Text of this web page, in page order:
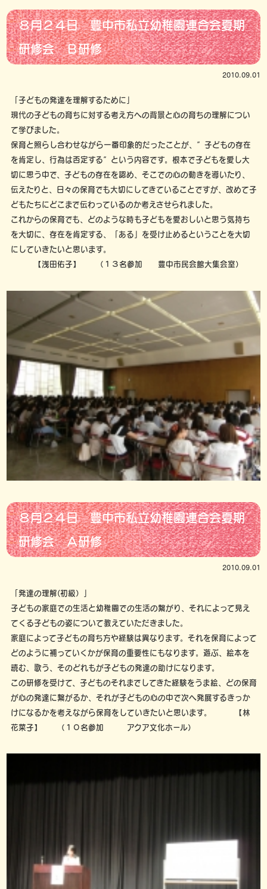
８月２４日 豊中市私立幼稚園連合会夏期
研修会 Ｂ研修
2010.09.01
「子どもの発達を理解するために」
現代の子どもの育ちに対する考え方への背景と心の育ちの理解につい
て学びました。
保育と照らし合わせながら一番印象的だったことが、”子どもの存在
を肯定し、行為は否定する”という内容です。根本で子どもを愛し大
切に思う中で、子どもの存在を認め、そこでの心の動きを導いたり、
伝えたりと、日々の保育でも大切にしてきていることですが、改めて子
どもたちにどこまで伝わっているのか考えさせられました。
これからの保育でも、どのような時も子どもを愛おしいと思う気持ち
を大切に、存在を肯定する、「ある」を受け止めるということを大切
にしていきたいと思います。
【浅田佑子】 （１３名参加 豊中市民会館大集会室）
８月２４日 豊中市私立幼稚園連合会夏期
研修会 Ａ研修
2010.09.01
「発達の理解(初級）」
子どもの家庭での生活と幼稚園での生活の繋がり、それによって見え
てくる子どもの姿について教えていただきました。
家庭によって子どもの育ち方や経験は異なります。それを保育によって
どのように補っていくかが保育の重要性にもなります。遊ぶ、絵本を
読む、歌う、そのどれもが子どもの発達の助けになります。
この研修を受けて、子どものそれまでしてきた経験をうま絵、どの保育
が心の発達に繋がるか、それが子どもの心の中で次へ発展するきっか
けになるかを考えながら保育をしていきたいと思います。 【林
花菜子】 （１０名参加 アクア文化ホール）